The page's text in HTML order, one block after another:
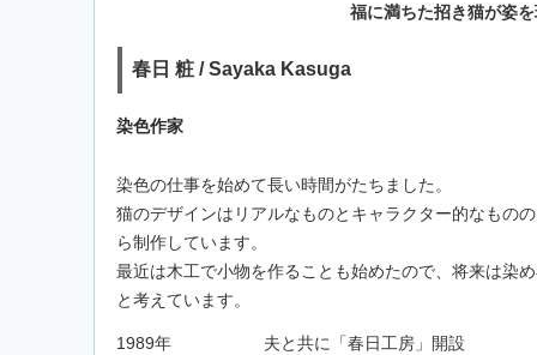
福に満ちた招き猫が姿
春日 粧 / Sayaka Kasuga
染色作家
染色の仕事を始めて長い時間がたちました。
猫のデザインはリアルなものとキャラクター的なもの
ら制作しています。
最近は木工で小物を作ることも始めたので、将来は染
と考えています。
1989年
夫と共に「春日工房」開設